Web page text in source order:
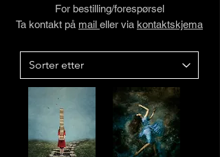
For bestilling/forespørsel
Ta kontakt på mail eller via kontaktskjema